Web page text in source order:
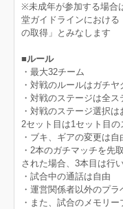
※未成年が参加する場合
堂ガイドラインにおけ
の取得」とみなします
■ルール
・最大32チーム
・対戦のルールはガチヤ
・対戦のステージは全ス
・対戦のステージ選択
2セット目は1セット目の
・ブキ、ギアの変更は自
・2本のガチマッチを先
された場合、3本目は行い
・試合中の通話は自由
・運営関係者以外のプ
・また、試合のメモリ